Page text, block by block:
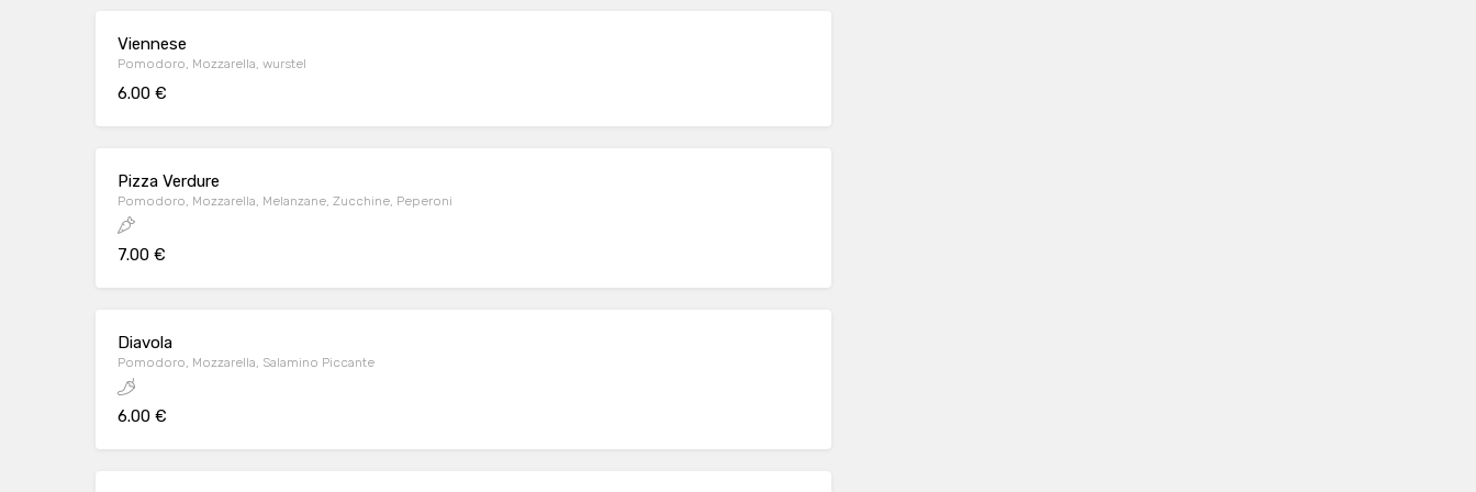
Viennese
Pomodoro, Mozzarella, wurstel
6.00 €
Pizza Verdure
Pomodoro, Mozzarella, Melanzane, Zucchine, Peperoni
7.00 €
Diavola
Pomodoro, Mozzarella, Salamino Piccante
6.00 €